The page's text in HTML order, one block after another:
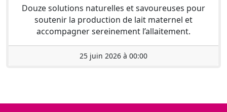
Douze solutions naturelles et savoureuses pour
soutenir la production de lait maternel et
accompagner sereinement l’allaitement.
25 juin 2026 à 00:00